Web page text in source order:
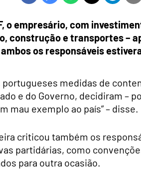
o empresário, com
construção e transportes –
os responsáveis
portugueses medidas de
e do Governo, decidiram –
mau exemplo ao país” – disse.
criticou também os
partidárias, como
para outra ocasião.